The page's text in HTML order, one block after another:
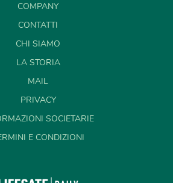
COMPANY
CONTATTI
CHI SIAMO
LA STORIA
MAIL
PRIVACY
SOCIETARIE
E CONDIZIONI